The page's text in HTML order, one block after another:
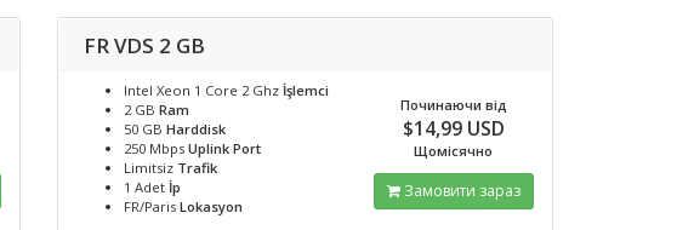
FR VDS 2 GB
Intel Xeon 1 Core 2 Ghz İşlemci
2 GBRam
50 GBHarddisk
250 MbpsUplink Port
Limitsiz Trafik
1 Adet İp
FR/ParisLokasyon
Починаючи від
$14,99 USD
Щомісячно
Замовити зараз